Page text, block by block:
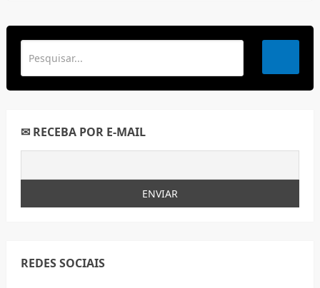
✉ RECEBA POR E-MAIL
REDES SOCIAIS